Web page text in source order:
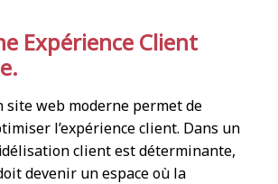
Expérience Client
site web moderne permet de
l’expérience client. Dans un
client est déterminante,
devenir un espace où la